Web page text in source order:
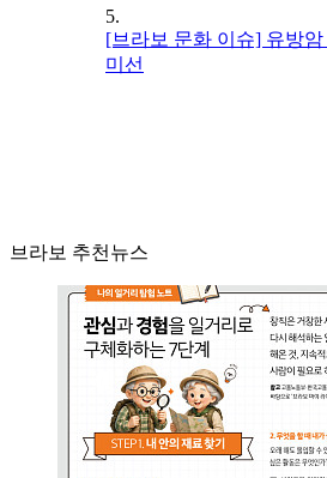
5.
[브라보 문화 이슈] 유방
미선
브라보 추천뉴스